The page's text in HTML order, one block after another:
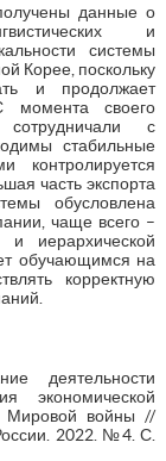
данные о
и
системы
Корее, поскольку
и продолжает
момента своего
сотрудничали с
стабильные
контролируется
часть экспорта
обусловлена
чаще всего –
иерархической
обучающимся на
корректную
деятельности
экономической
Мировой войны //
2022. №4. С.